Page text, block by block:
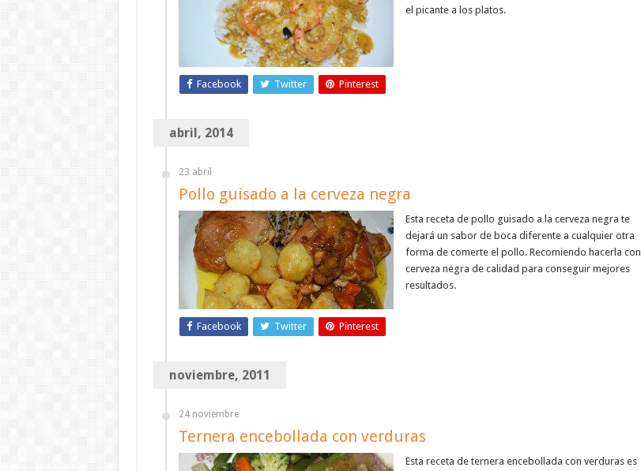
el picante a los platos.
Facebook Twitter Pinterest
abril, 2014
23 abril
Pollo guisado a la cerveza negra
Esta receta de pollo guisado a la cerveza negra te
dejará un sabor de boca diferente a cualquier otra
forma de comerte el pollo. Recomiendo hacerla con
cerveza negra de calidad para conseguir mejores
resultados.
Facebook Twitter Pinterest
noviembre, 2011
24 noviembre
Ternera encebollada con verduras
Esta receta de ternera encebollada con verduras es